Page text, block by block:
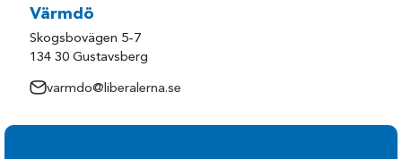
Värmdö
Skogsbovägen 5-7
134 30 Gustavsberg
varmdo@liberalerna.se